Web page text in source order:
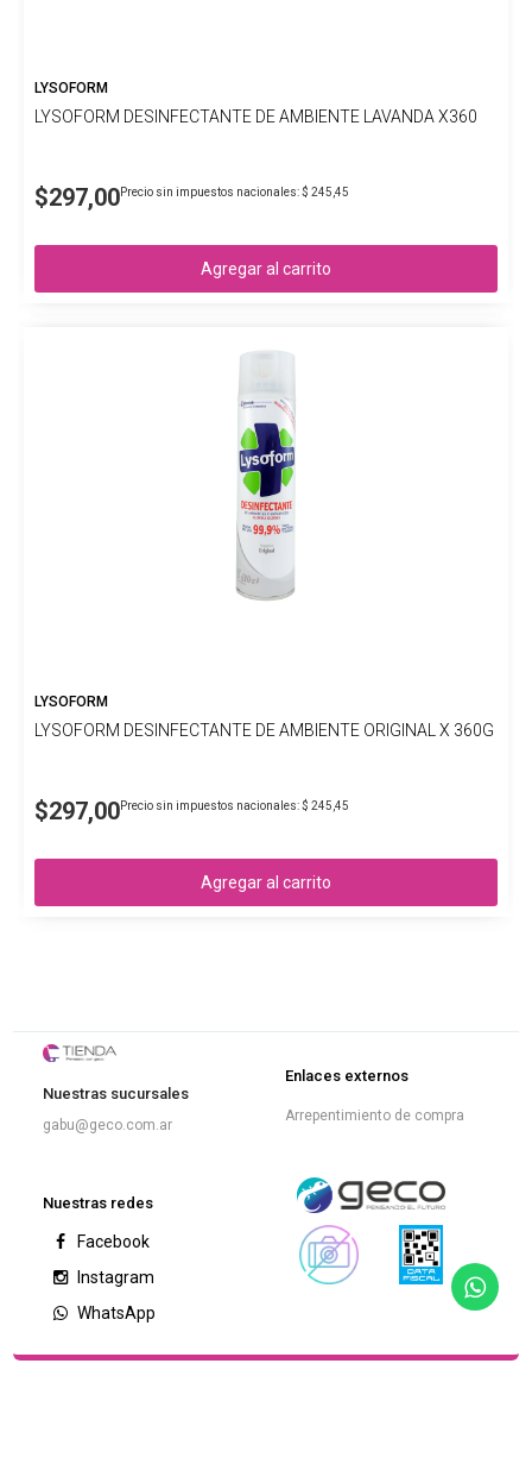
LYSOFORM
LYSOFORM DESINFECTANTE DE AMBIENTE LAVANDA X360
$297,00Precio sin impuestos nacionales: $ 245,45
Agregar al carrito
LYSOFORM
LYSOFORM DESINFECTANTE DE AMBIENTE ORIGINAL X 360G
$297,00Precio sin impuestos nacionales: $ 245,45
Agregar al carrito
Nuestras sucursales
gabu@geco.com.ar
Enlaces externos
Arrepentimiento de compra
Nuestras redes
Facebook
Instagram
WhatsApp